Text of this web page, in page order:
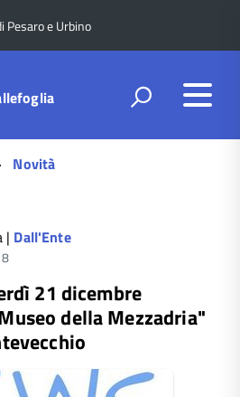
Pesaro e Urbino
Novità
| Dall'Ente
21 dicembre
della Mezzadria"